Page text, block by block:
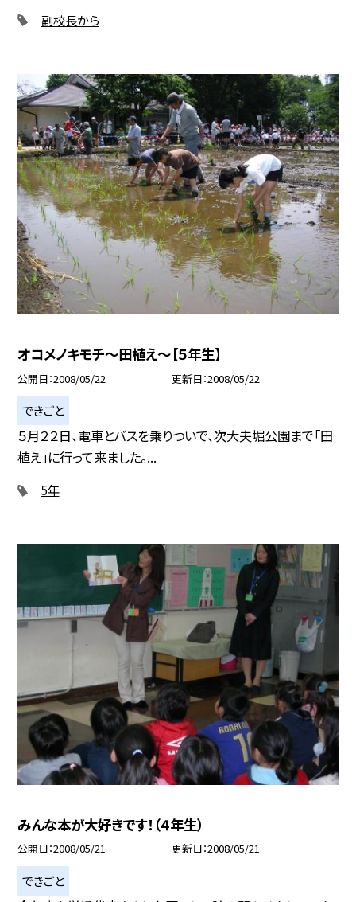
副校長から
オコメノキモチ〜田植え〜【５年生】
公開日 2008/05/22 更新日 2008/05/22
できごと
５月２２日、電車とバスを乗りついで、次大夫堀公園まで「田
植え」に行って来ました。...
5年
みんな本が大好きです！（４年生）
公開日 2008/05/21 更新日 2008/05/21
できごと